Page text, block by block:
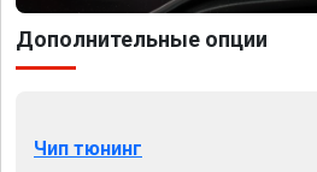
Дополнительные опции
Чип тюнинг